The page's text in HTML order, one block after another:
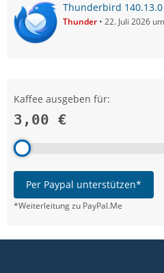
Thunderbird
Thunder 22. Juli 2026
Kaffee ausgeben für:
3,00 €
Per Paypal unterstützen*
*Weiterleitung zu PayPal.Me